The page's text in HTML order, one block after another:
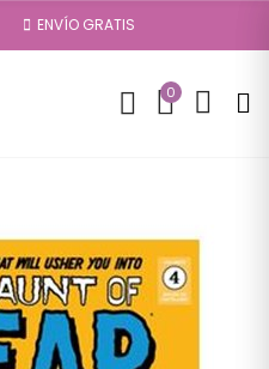
ENVÍO GRATIS
0